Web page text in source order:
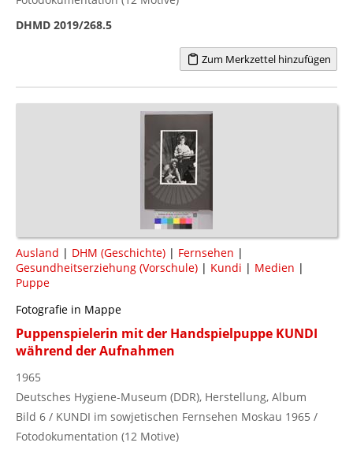
DHMD 2019/268.5
Zum Merkzettel hinzufügen
Ausland | DHM (Geschichte) | Fernsehen |
Gesundheitserziehung (Vorschule) | Kundi | Medien |
Puppe
Fotografie in Mappe
Puppenspielerin mit der Handspielpuppe KUNDI
während der Aufnahmen
1965
Deutsches Hygiene-Museum (DDR), Herstellung, Album
Bild 6 / KUNDI im sowjetischen Fernsehen Moskau 1965 /
Fotodokumentation (12 Motive)